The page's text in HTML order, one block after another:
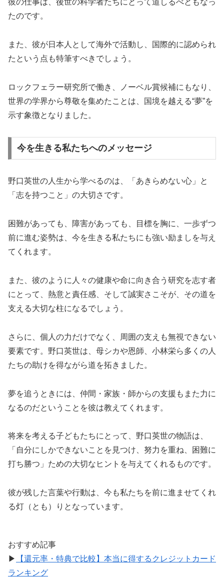
彼の仕事は、後世の科学者たちにとって道しるべともなっ
たのです。
また、彼が日本人として海外で活動し、国際的に認められ
たという点も特筆すべきでしょう。
ロックフェラー研究所で働き、ノーベル賞候補にもなり、
世界の学界から尊敬を集めたことは、国境を越える“夢”を
示す象徴となりました。
今を生きる私たちへのメッセージ
野口英世の人生から学べるのは、「あきらめない心」と
「志を持つこと」の大切さです。
困難があっても、障害があっても、目標を胸に、一歩ずつ
前に進む姿勢は、今を生きる私たちにも強い励ましを与え
てくれます。
また、彼のように人々の健康や命に向き合う研究を志す者
にとって、熱意と責任感、そして誠実さこそが、その道を
支える大切な柱になるでしょう。
さらに、個人の力だけでなく、周囲の支えも無視できない
要素です。野口英世は、母シカや恩師、小林栄ら多くの人
たちの助けを得ながら道を拓きました。
夢を追うときには、仲間・家族・師からの支援もまた力に
なるのだということを彼は教えてくれます。
将来を考える子どもたちにとって、野口英世の物語は、
「自分にしかできないことを見つけ、努力を重ね、困難に
打ち勝つ」ための大切なヒントを与えてくれるものです。
彼が残した言葉や行動は、今も私たちを前に進ませてくれ
る灯（とも）りとなっています。
おすすめ記事
▶
【還元率・特典で比較】本当に得するクレジットカード
ランキング